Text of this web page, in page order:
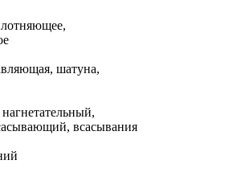
шатуна,
всасывания